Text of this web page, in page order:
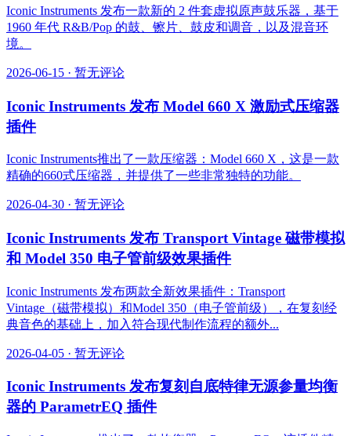
Iconic Instruments 发布一款新的 2 件套虚拟原声鼓乐器，基于
1960 年代 R&B/Pop 的鼓、镲片、鼓皮和调音，以及混音环
境。
2026-06-15 · 暂无评论
Iconic Instruments 发布 Model 660 X 激励式压缩器
插件
Iconic Instruments推出了一款压缩器：Model 660 X，这是一款
精确的660式压缩器，并提供了一些非常独特的功能。
2026-04-30 · 暂无评论
Iconic Instruments 发布 Transport Vintage 磁带模拟
和 Model 350 电子管前级效果插件
Iconic Instruments 发布两款全新效果插件：Transport
Vintage（磁带模拟）和Model 350（电子管前级），在复刻经
典音色的基础上，加入符合现代制作流程的额外...
2026-04-05 · 暂无评论
Iconic Instruments 发布复刻自底特律无源参量均衡
器的 ParametrEQ 插件